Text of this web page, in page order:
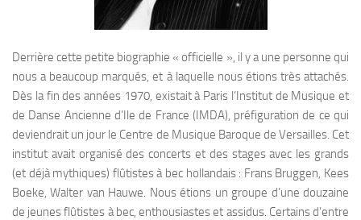
Derrière cette petite biographie « officielle », il y a une personne qui
nous a beaucoup marqués, et à laquelle nous étions très attachés.
Dès la fin des années 1970, existait à Paris l‘Institut de Musique et
de Danse Ancienne d’Ile de France (IMDA), préfiguration de ce qui
deviendrait un jour le Centre de Musique Baroque de Versailles. Cet
institut avait organisé des concerts et des stages avec les grands
(et déjà mythiques) flûtistes à bec hollandais : Frans Bruggen, Kees
Boeke, Walter van Hauwe. Nous étions un groupe d’une douzaine
de jeunes flûtistes à bec, enthousiastes et assidus. Certains d’entre